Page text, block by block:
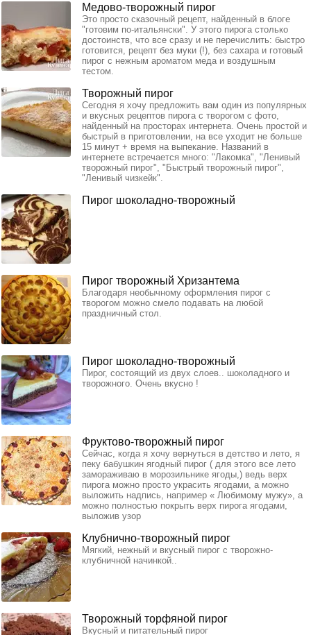
Медово-творожный пирог
Это просто сказочный рецепт, найденный в блоге
"готовим по-итальянски". У этого пирога столько
достоинств, что все сразу и не перечислить: быстро
готовится, рецепт без муки (!), без сахара и готовый
пирог с нежным ароматом меда и воздушным
тестом.
Творожный пирог
Сегодня я хочу предложить вам один из популярных
и вкусных рецептов пирога с творогом с фото,
найденный на просторах интернета. Очень простой и
быстрый в приготовлении, на все уходит не больше
15 минут + время на выпекание. Названий в
интернете встречается много: "Лакомка", "Ленивый
творожный пирог", "Быстрый творожный пирог",
"Ленивый чизкейк".
Пирог шоколадно-творожный
Пирог творожный Хризантема
Благодаря необычному оформления пирог с
творогом можно смело подавать на любой
праздничный стол.
Пирог шоколадно-творожный
Пирог, состоящий из двух слоев.. шоколадного и
творожного. Очень вкусно !
Фруктово-творожный пирог
Сейчас, когда я хочу вернуться в детство и лето, я
пеку бабушкин ягодный пирог ( для этого все лето
замораживаю в морозильнике ягоды,) ведь верх
пирога можно просто украсить ягодами, а можно
выложить надпись, например « Любимому мужу», а
можно полностью покрыть верх пирога ягодами,
выложив узор
Клубнично-творожный пирог
Мягкий, нежный и вкусный пирог с творожно-
клубничной начинкой..
Творожный торфяной пирог
Вкусный и питательный пирог